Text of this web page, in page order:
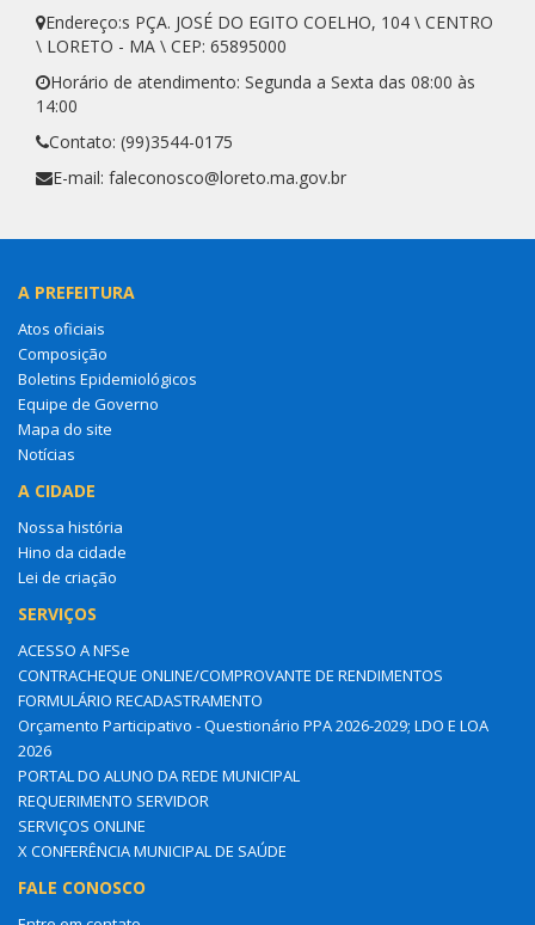
Endereço:s PÇA. JOSÉ DO EGITO COELHO, 104 \ CENTRO
\ LORETO - MA \ CEP: 65895000
Horário de atendimento: Segunda a Sexta das 08:00 às
14:00
Contato: (99)3544-0175
E-mail: faleconosco@loreto.ma.gov.br
A PREFEITURA
Atos oficiais
Composição
Boletins Epidemiológicos
Equipe de Governo
Mapa do site
Notícias
A CIDADE
Nossa história
Hino da cidade
Lei de criação
SERVIÇOS
ACESSO A NFSe
CONTRACHEQUE ONLINE/COMPROVANTE DE RENDIMENTOS
FORMULÁRIO RECADASTRAMENTO
Orçamento Participativo - Questionário PPA 2026-2029; LDO E LOA
2026
PORTAL DO ALUNO DA REDE MUNICIPAL
REQUERIMENTO SERVIDOR
SERVIÇOS ONLINE
X CONFERÊNCIA MUNICIPAL DE SAÚDE
FALE CONOSCO